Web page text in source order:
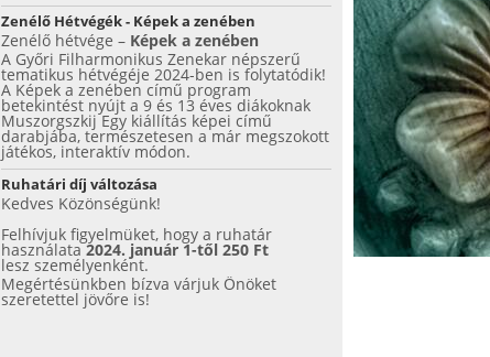
Zenélő Hétvégék - Képek a zenében
Zenélő hétvége – Képek a zenében
A Győri Filharmonikus Zenekar népszerű
tematikus hétvégéje 2024-ben is folytatódik!
A Képek a zenében című program
betekintést nyújt a 9 és 13 éves diákoknak
Muszorgszkij Egy kiállítás képei című
darabjába, természetesen a már megszokott
játékos, interaktív módon.
Ruhatári díj változása
Kedves Közönségünk!
Felhívjuk figyelmüket, hogy a ruhatár
használata2024. január 1-től 250 Ft
lesz személyenként.
Megértésünkben bízva várjuk Önöket
szeretettel jövőre is!